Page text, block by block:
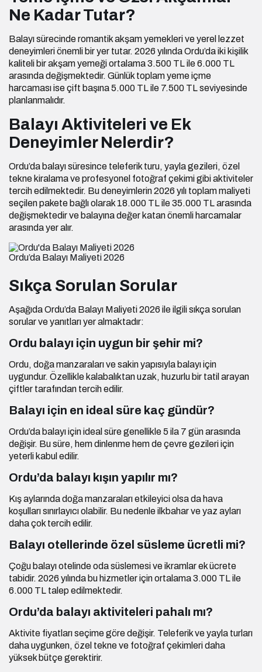
Ne Kadar Tutar?
Balayı sürecinde romantik akşam yemekleri ve yerel lezzet
deneyimleri önemli bir yer tutar. 2026 yılında Ordu’da iki kişilik
kaliteli bir akşam yemeği ortalama 3.500 TL ile 6.000 TL
arasında değişmektedir. Günlük toplam yeme içme
harcaması ise çift başına 5.000 TL ile 7.500 TL seviyesinde
planlanmalıdır.
Balayı Aktiviteleri ve Ek
Deneyimler Nelerdir?
Ordu’da balayı süresince teleferik turu, yayla gezileri, özel
tekne kiralama ve profesyonel fotoğraf çekimi gibi aktiviteler
tercih edilmektedir. Bu deneyimlerin 2026 yılı toplam maliyeti
seçilen pakete bağlı olarak 18.000 TL ile 35.000 TL arasında
değişmektedir ve balayına değer katan önemli harcamalar
arasında yer alır.
Ordu’da Balayı Maliyeti 2026
Sıkça Sorulan Sorular
Aşağıda Ordu’da Balayı Maliyeti 2026 ile ilgili sıkça sorulan
sorular ve yanıtları yer almaktadır:
Ordu balayı için uygun bir şehir mi?
Ordu, doğa manzaraları ve sakin yapısıyla balayı için
uygundur. Özellikle kalabalıktan uzak, huzurlu bir tatil arayan
çiftler tarafından tercih edilir.
Balayı için en ideal süre kaç gündür?
Ordu’da balayı için ideal süre genellikle 5 ila 7 gün arasında
değişir. Bu süre, hem dinlenme hem de çevre gezileri için
yeterli kabul edilir.
Ordu’da balayı kışın yapılır mı?
Kış aylarında doğa manzaraları etkileyici olsa da hava
koşulları sınırlayıcı olabilir. Bu nedenle ilkbahar ve yaz ayları
daha çok tercih edilir.
Balayı otellerinde özel süsleme ücretli mi?
Çoğu balayı otelinde oda süslemesi ve ikramlar ek ücrete
tabidir. 2026 yılında bu hizmetler için ortalama 3.000 TL ile
6.000 TL talep edilmektedir.
Ordu’da balayı aktiviteleri pahalı mı?
Aktivite fiyatları seçime göre değişir. Teleferik ve yayla turları
daha uygunken, özel tekne ve fotoğraf çekimleri daha
yüksek bütçe gerektirir.